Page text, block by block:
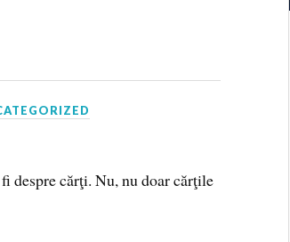
despre cărţi. Nu, nu doar cărţile